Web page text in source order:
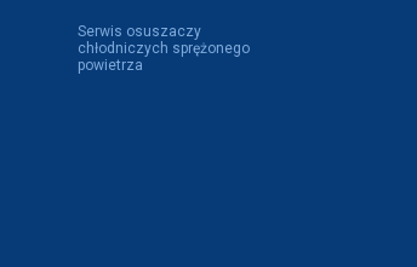
Serwis osuszaczy
chłodniczych sprężonego
powietrza